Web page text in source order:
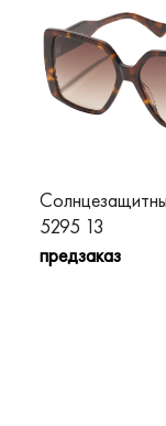
5295 13
предзаказ